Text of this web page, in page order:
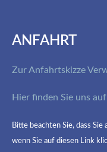
ANFAHRT
Zur Anfahrtskizze
Hier finden Sie uns
Bitte beachten Sie, dass
wenn Sie auf diesen Link